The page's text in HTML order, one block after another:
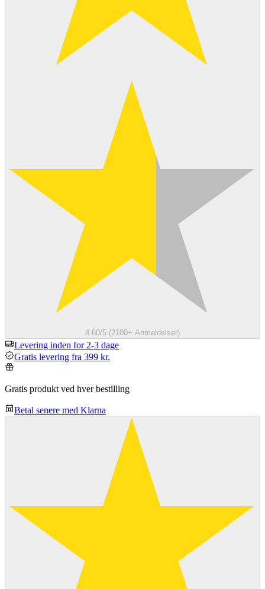
4.60/5 (2100+ Anmeldelser)
Levering inden for 2-3 dage
Gratis levering fra 399 kr.
Gratis produkt ved hver bestilling
Betal senere med Klarna